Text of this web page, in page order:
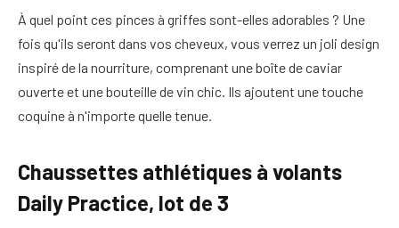
À quel point ces pinces à griffes sont-elles adorables ? Une
fois qu'ils seront dans vos cheveux, vous verrez un joli design
inspiré de la nourriture, comprenant une boîte de caviar
ouverte et une bouteille de vin chic. Ils ajoutent une touche
coquine à n'importe quelle tenue.
Chaussettes athlétiques à volants
Daily Practice, lot de 3